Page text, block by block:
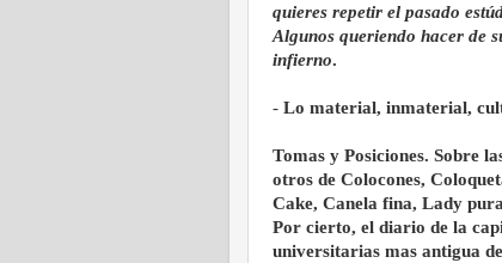
quieres repetir el pasado
Algunos queriendo hacer de
infierno.
- Lo material, inmaterial,
Tomas y Posiciones. Sobre
otros de Colocones,
Cake, Canela fina, Lady
Por cierto, el diario de la
universitarias mas antigua